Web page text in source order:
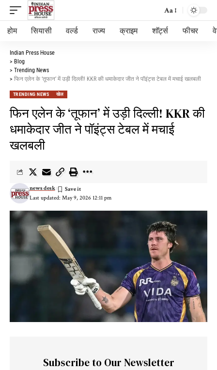
Aa
होम सियासी वर्ल्ड राज्य क्राइम शॉर्ट्स फीचर
Indian Press House
> Blog
> Trending News
> फिन एलेन के ‘तूफान’ में उड़ी दिल्ली! KKR की धमाकेदार जीत ने पॉइंट्स टेबल में मचाई खलबली
TRENDING NEWS खेल
फिन एलेन के ‘तूफान’ में उड़ी दिल्ली! KKR की
धमाकेदार जीत ने पॉइंट्स टेबल में मचाई
खलबली
Last updated: May 9, 2026 12:11 pm
news desk
Subscribe to Our Newsletter